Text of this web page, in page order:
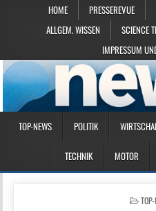
HOME PRESSEREVUE
ALLGEM. WISSEN
SCIENCE
IMPRESSUM
TOP-NEWS POLITIK
TECHNIK MOTOR